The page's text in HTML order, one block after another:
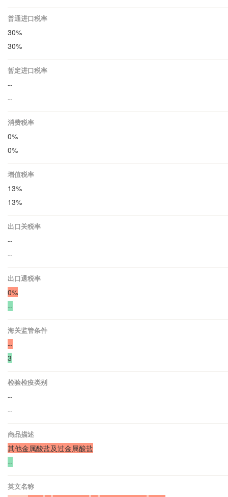
普通进口税率
30%
30%
暂定进口税率
--
--
消费税率
0%
0%
增值税率
13%
13%
出口关税率
--
--
出口退税率
0%
--
海关监管条件
--
3
检验检疫类别
--
--
商品描述
其他金属酸盐及过金属酸盐
--
英文名称